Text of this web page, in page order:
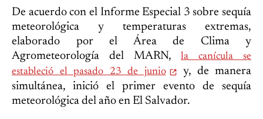
De acuerdo con el Informe Especial 3 sobre sequía
meteorológica y temperaturas extremas,
elaborado por el Área de Clima y
Agrometeorología del MARN, la canícula se
estableció el pasado 23 de junio
y, de manera
simultánea, inició el primer evento de sequía
meteorológica del año en El Salvador.